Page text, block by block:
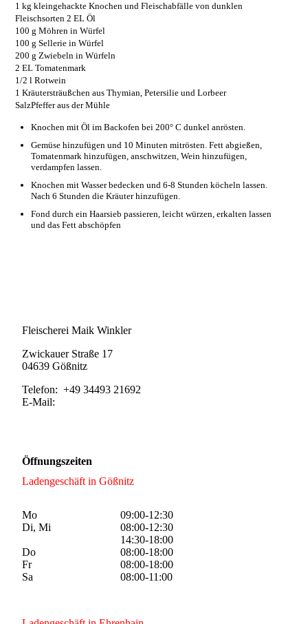
1 kg kleingehackte Knochen und Fleischabfälle von dunklen
Fleischsorten 2 EL Öl
100 g Möhren in Würfel
100 g Sellerie in Würfel
200 g Zwiebeln in Würfeln
2 EL Tomatenmark
1/2 l Rotwein
1 Kräutersträußchen aus Thymian, Petersilie und Lorbeer
SalzPfeffer aus der Mühle
Knochen mit Öl im Backofen bei 200° C dunkel anrösten.
Gemüse hinzufügen und 10 Minuten mitrösten. Fett abgießen,
Tomatenmark hinzufügen, anschwitzen, Wein hinzufügen,
verdampfen lassen.
Knochen mit Wasser bedecken und 6-8 Stunden köcheln lassen.
Nach 6 Stunden die Kräuter hinzufügen.
Fond durch ein Haarsieb passieren, leicht würzen, erkalten lassen
und das Fett abschöpfen
Fleischerei Maik Winkler
Zwickauer Straße 17
04639 Gößnitz
Telefon: +49 34493 21692
E-Mail:
Öffnungszeiten
Ladengeschäft in Gößnitz
Mo
Di, Mi
Do
Fr
Sa
09:00-12:30
08:00-12:30
14:30-18:00
08:00-18:00
08:00-18:00
08:00-11:00